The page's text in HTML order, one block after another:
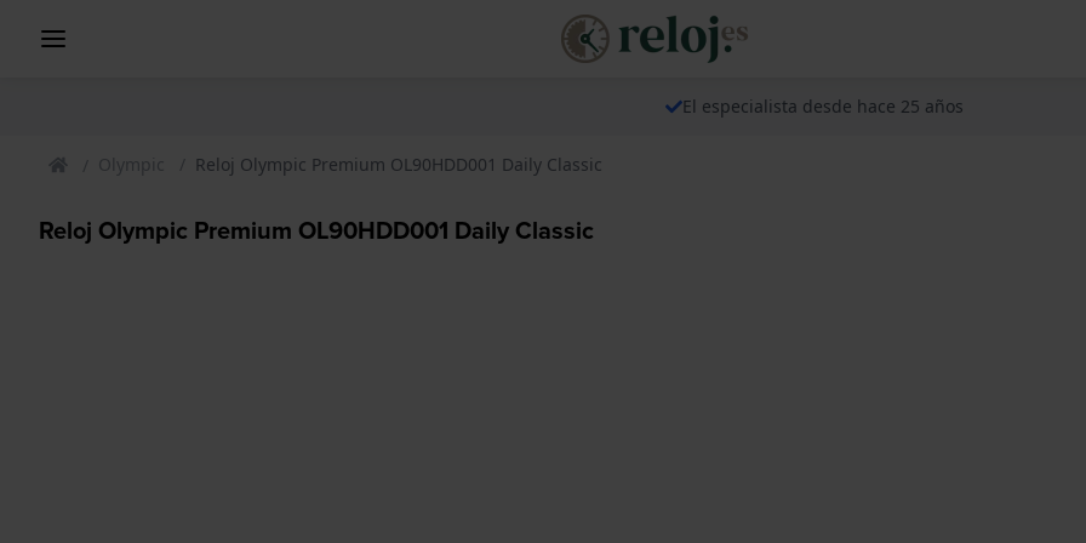
El especialista desde hace 25 años
Olympic Reloj Olympic Premium OL90HDD001 Daily Classic
Reloj Olympic Premium OL90HDD001 Daily Classic